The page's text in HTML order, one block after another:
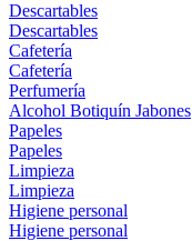
Descartables
Descartables
Cafetería
Cafetería
Perfumería
Alcohol Botiquín Jabones
Papeles
Papeles
Limpieza
Limpieza
Higiene personal
Higiene personal